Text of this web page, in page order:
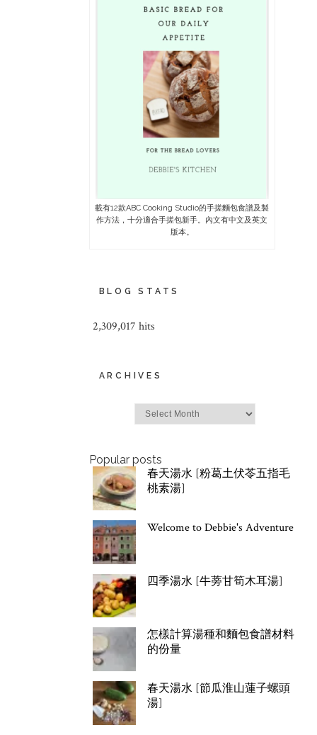
載有12款ABC Cooking Studio的手搓麵包食譜及製
作方法，十分適合手搓包新手。內文有中文及英文
版本。
BLOG STATS
2,309,017 hits
ARCHIVES
Popular posts
春天湯水 [粉葛土伏苓五指毛
桃素湯]
Welcome to Debbie's Adventure
四季湯水 [牛蒡甘筍木耳湯]
怎樣計算湯種和麵包食譜材料
的份量
春天湯水 [節瓜淮山蓮子螺頭
湯]